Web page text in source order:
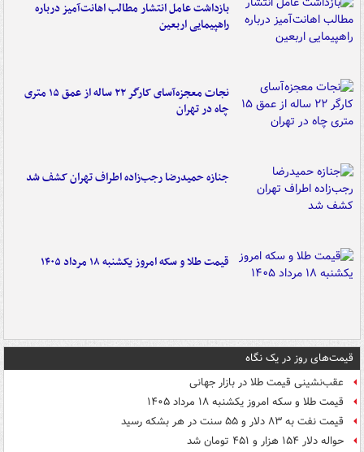
بازداشت عامل انتشار مطالب اهانت‌آمیز درباره
راهپیمایی اربعین
نجات معجزه‌آسای کارگر ۲۲ ساله از عمق ۱۵ متری
چاه در تهران
جنازه حمیدرضا رجب‌زاده اطراف تهران کشف شد
قیمت طلا و سکه امروز یکشنبه ۱۸ مرداد ۱۴۰۵
قیمت‌های روز در یک نگاه
عقب‌نشینی قیمت طلا در بازار جهانی
قیمت طلا و سکه امروز یکشنبه ۱۸ مرداد ۱۴۰۵
قیمت نفت به ۸۳ دلار و ۵۵ سنت در هر بشکه رسید
حواله دلار ۱۵۴ هزار و ۴۵۱ تومان شد